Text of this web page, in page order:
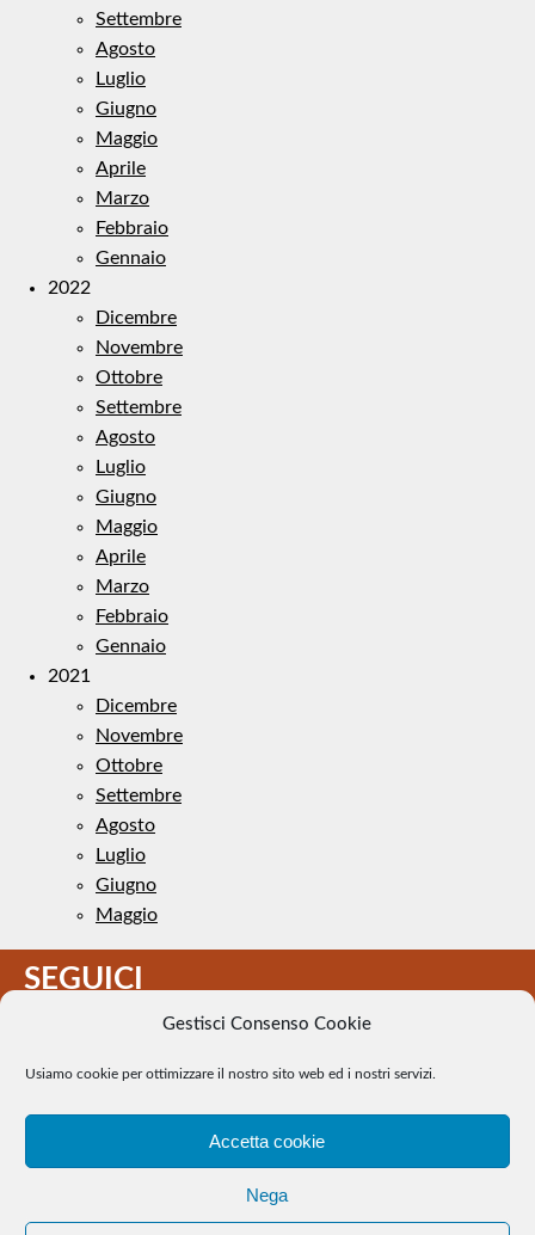
Gestisci Consenso Cookie
Usiamo cookie per ottimizzare il nostro sito web ed i nostri servizi.
Accetta cookie
Nega
Settembre
Agosto
Luglio
Giugno
Maggio
Aprile
Marzo
Febbraio
Gennaio
2022
Dicembre
Novembre
Ottobre
Settembre
Agosto
Luglio
Giugno
Maggio
Aprile
Marzo
Febbraio
Gennaio
2021
Dicembre
Novembre
Ottobre
Settembre
Agosto
Luglio
Giugno
Maggio
SEGUICI
pubblico dominio. Se il loro uso costituisce una violazione dei